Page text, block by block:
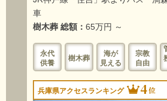
車
樹木葬 総額： 65万円 ～
永代
供養
樹木葬
海が
見える
宗教
自由
兵庫県アクセスランキング 4位